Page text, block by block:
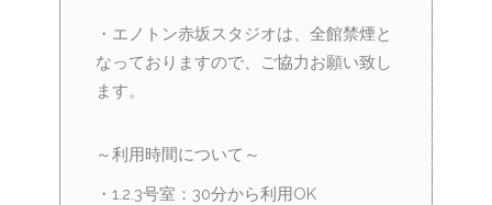
・エノトン赤坂スタジオは、全館禁煙と
なっておりますので、ご協力お願い致し
ます。
～利用時間について～
・1.2.3号室：30分から利用OK